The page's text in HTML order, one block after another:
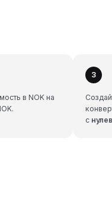
в NOK на
3
с